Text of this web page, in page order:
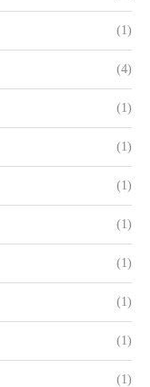
(1)
(4)
(1)
(1)
(1)
(1)
(1)
(1)
(1)
(1)